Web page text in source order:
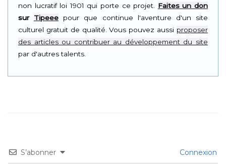
non lucratif loi 1901 qui porte ce projet. Faites un don
sur Tipeee pour que continue l'aventure d'un site
culturel gratuit de qualité. Vous pouvez aussi proposer
des articles ou contribuer au développement du site
par d'autres talents.
S’abonner Connexion